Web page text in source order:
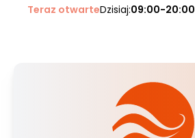
Teraz otwarteDzisiaj:09:00-20:00